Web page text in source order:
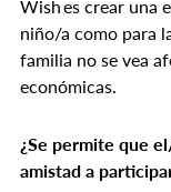
Wish es crear una
niño/a como para
familia no se vea
económicas.
¿Se permite que
amistad a